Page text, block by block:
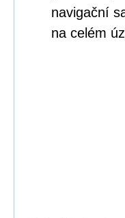
navigační
na celém